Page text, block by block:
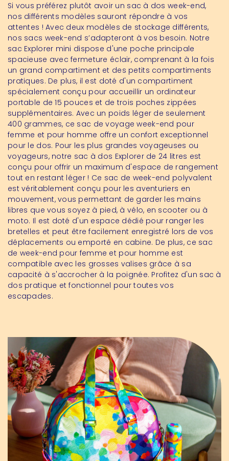
Si vous préférez plutôt avoir un sac à dos week-end,
nos différents modèles sauront répondre à vos
attentes ! Avec deux modèles de stockage différents,
nos sacs week-end s’adapteront à vos besoin. Notre
sac Explorer mini dispose d'une poche principale
spacieuse avec fermeture éclair, comprenant à la fois
un grand compartiment et des petits compartiments
pratiques. De plus, il est doté d'un compartiment
spécialement conçu pour accueillir un ordinateur
portable de 15 pouces et de trois poches zippées
supplémentaires. Avec un poids léger de seulement
400 grammes, ce sac de voyage week-end pour
femme et pour homme offre un confort exceptionnel
pour le dos. Pour les plus grandes voyageuses ou
voyageurs, notre sac à dos Explorer de 24 litres est
conçu pour offrir un maximum d'espace de rangement
tout en restant léger ! Ce sac de week-end polyvalent
est véritablement conçu pour les aventuriers en
mouvement, vous permettant de garder les mains
libres que vous soyez à pied, à vélo, en scooter ou à
moto. Il est doté d'un espace dédié pour ranger les
bretelles et peut être facilement enregistré lors de vos
déplacements ou emporté en cabine. De plus, ce sac
de week-end pour femme et pour homme est
compatible avec les grosses valises grâce à sa
capacité à s'accrocher à la poignée. Profitez d'un sac à
dos pratique et fonctionnel pour toutes vos
escapades.